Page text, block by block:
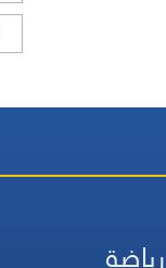
رياضة